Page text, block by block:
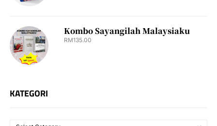
Kombo Sayangilah Malaysiaku
RM135.00
KATEGORI